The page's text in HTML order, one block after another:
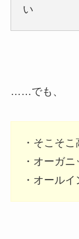
い
……でも、
・そこそ
・オーガ
・オール